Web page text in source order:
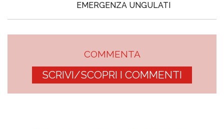
EMERGENZA UNGULATI
COMMENTA
SCRIVI/SCOPRI I COMMENTI